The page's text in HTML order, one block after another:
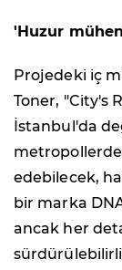
'Huzur
Projedeki iç
Toner, "City's
İstanbul'da
edebilecek,
bir marka
ancak her